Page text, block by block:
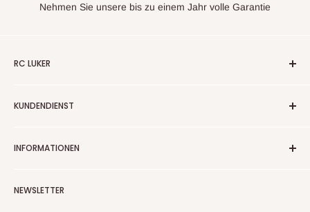
Nehmen Sie unsere bis zu einem Jahr volle Garantie
RC LUKER
Entdecken Sie innovative Technologie und erstklassige
KUNDENDIENST
FAQ
INFORMATIONEN
Rückgaberecht
NEWSLETTER